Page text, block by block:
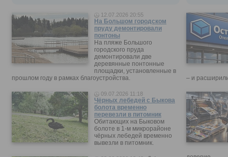
12.07.2026 20:55
На Большом городском
пруду демонтировали
понтоны
На пляже Большого
городского пруда
демонтировали две
деревянные понтонные
площадки, установленные в
прошлом году в рамках благоустройства.
09.07.2026 11:18
Чёрных лебедей с Быкова
болота временно
перевезли в питомник
Обитающих на Быковом
болоте в 1-м микрорайоне
чёрных лебедей временно
вывезли в питомник.
– и